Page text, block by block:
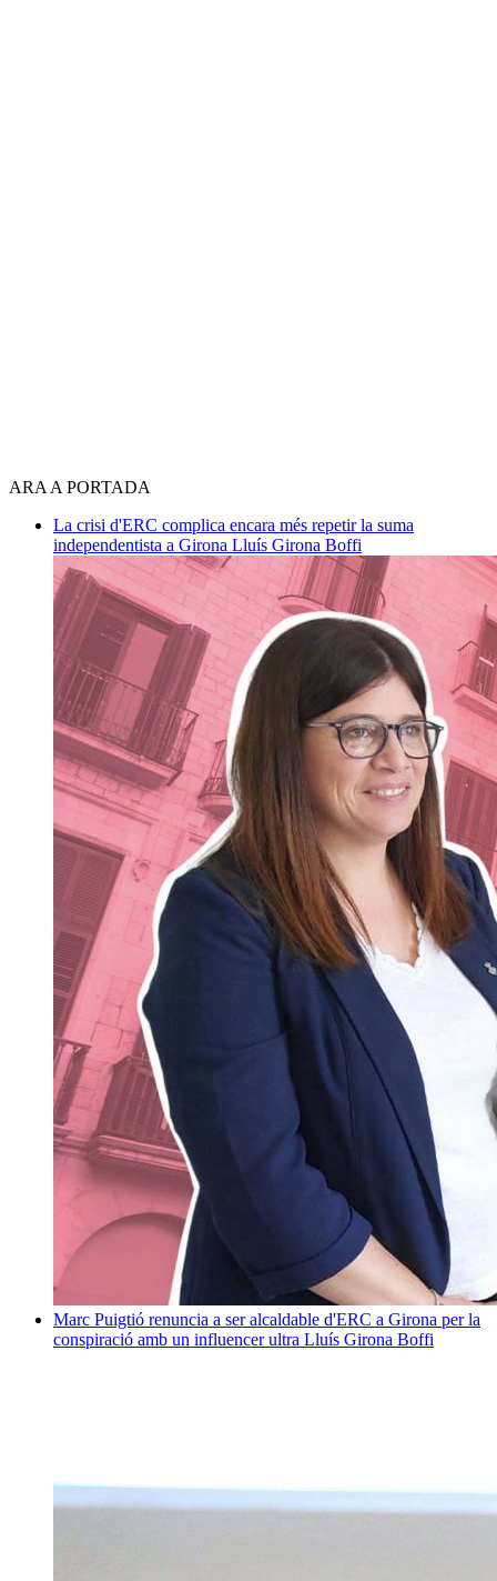
ARA A PORTADA
La crisi d'ERC complica encara més repetir la suma
independentista a Girona Lluís Girona Boffi
Marc Puigtió renuncia a ser alcaldable d'ERC a Girona per la
conspiració amb un influencer ultra Lluís Girona Boffi